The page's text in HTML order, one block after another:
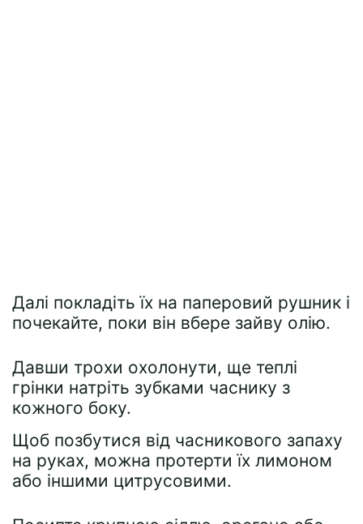
Далі покладіть їх на паперовий рушник і
почекайте, поки він вбере зайву олію.
Давши трохи охолонути, ще теплі
грінки натріть зубками часнику з
кожного боку.
Щоб позбутися від часникового запаху
на руках, можна протерти їх лимоном
або іншими цитрусовими.